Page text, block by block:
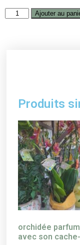
Ajouter au
Produits
orchidée
avec son